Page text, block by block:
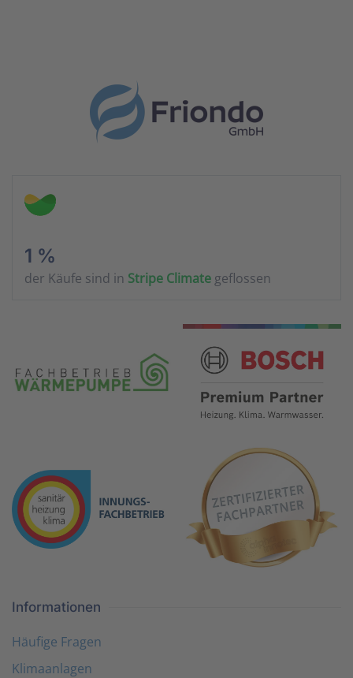
1 %
der Käufe sind in Stripe Climate geflossen
Informationen
Häufige Fragen
Klimaanlagen